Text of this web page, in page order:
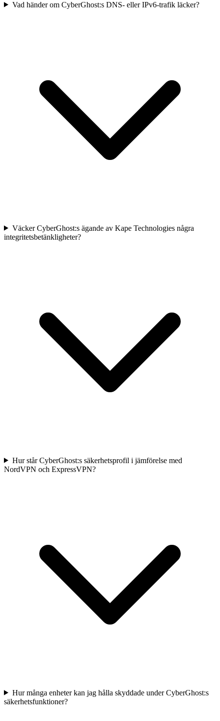
Vad händer om CyberGhost:s DNS- eller IPv6-trafik läcker?
Väcker CyberGhost:s ägande av Kape Technologies några
integritetsbetänkligheter?
Hur står CyberGhost:s säkerhetsprofil i jämförelse med
NordVPN och ExpressVPN?
Hur många enheter kan jag hålla skyddade under CyberGhost:s
säkerhetsfunktioner?